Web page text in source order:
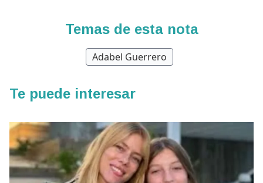
Temas de esta nota
Adabel Guerrero
Te puede interesar